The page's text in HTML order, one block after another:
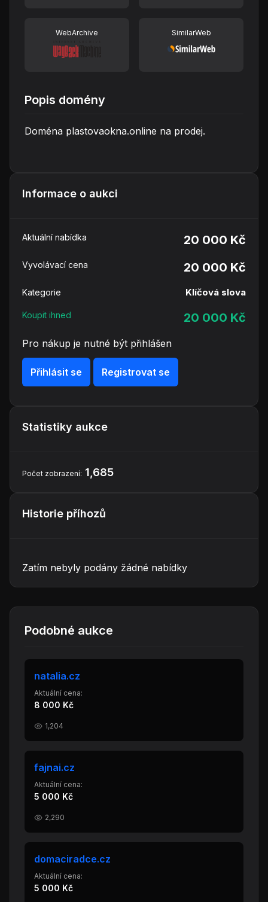
WebArchive SimilarWeb
Popis domény
Doména plastovaokna.online na prodej.
Informace o aukci
Aktuální nabídka 20 000 Kč
Vyvolávací cena 20 000 Kč
Kategorie Klíčová slova
Koupit ihned 20 000 Kč
Pro nákup je nutné být přihlášen
Přihlásit se Registrovat se
Statistiky aukce
Počet zobrazení: 1,685
Historie příhozů
Zatím nebyly podány žádné nabídky
Podobné aukce
natalia.cz
Aktuální cena:
8 000 Kč
1,204
fajnai.cz
Aktuální cena:
5 000 Kč
2,290
domaciradce.cz
Aktuální cena:
5 000 Kč